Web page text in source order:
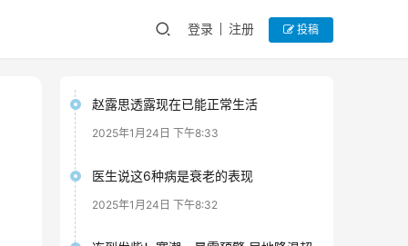
登录 注册 投稿
赵露思透露现在已能正常生活
2025年1月24日 下午8:33
医生说这6种病是衰老的表现
2025年1月24日 下午8:32